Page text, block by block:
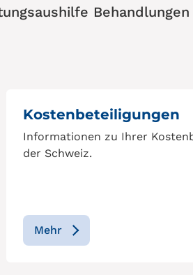
Kostenbeteiligungen
Informationen zu Ihrer
der Schweiz.
Mehr